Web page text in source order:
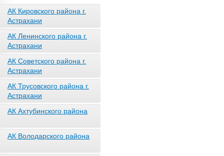
АК Кировского района г.
Астрахани
АК Ленинского района г.
Астрахани
АК Советского района г.
Астрахани
АК Трусовского района г.
Астрахани
АК Ахтубинского района
АК Володарского района